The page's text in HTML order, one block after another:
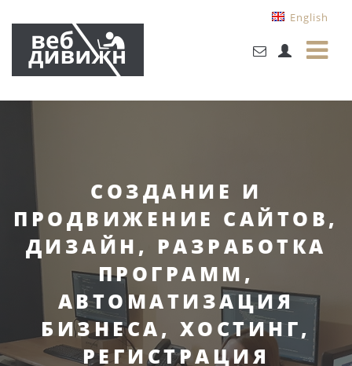
English
СОЗДАНИЕ И
ПРОДВИЖЕНИЕ САЙТОВ,
ДИЗАЙН, РАЗРАБОТКА
ПРОГРАММ,
АВТОМАТИЗАЦИЯ
БИЗНЕСА, ХОСТИНГ,
РЕГИСТРАЦИЯ